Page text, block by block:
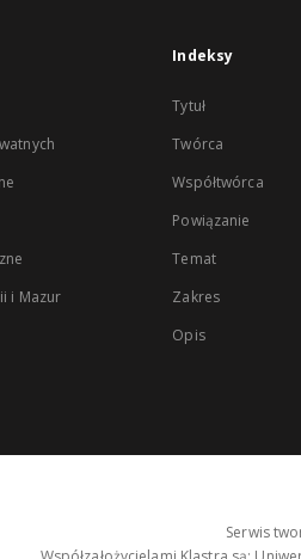
i Mazur
Indeksy
Tytuł
Twórca
Współtwórca
Powiązanie
Temat
Zakres
Opis
Serwis